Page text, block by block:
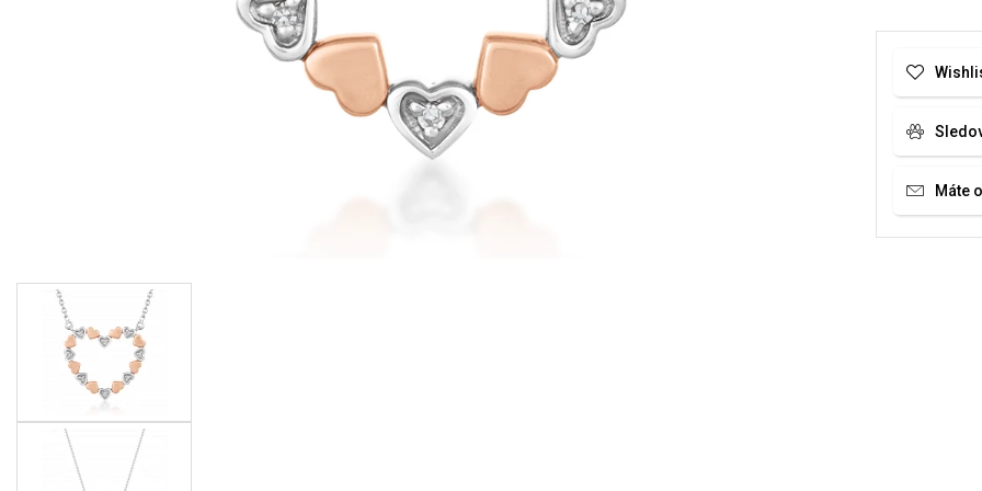
Máte